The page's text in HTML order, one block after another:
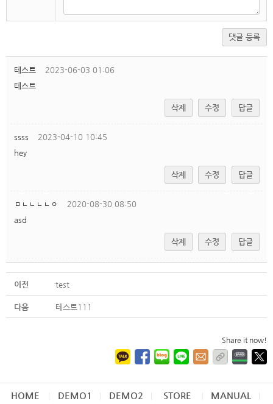
댓글 등록
테스트
2023-06-03 01:06
테스트
삭제 수정 답글
ssss
2023-04-10 10:45
hey
삭제 수정 답글
ㅁㄴㄴㄴㄴㅇ
2020-08-30 08:50
asd
삭제 수정 답글
이전 test
다음 테스트111
Share it now!
HOME DEMO1 DEMO2 STORE MANUAL